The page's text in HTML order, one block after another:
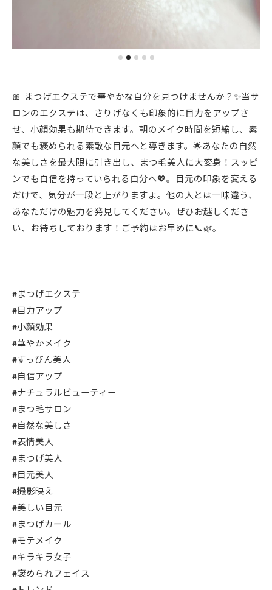
🎀 まつげエクステで華やかな自分を見つけませんか？✨当サ
ロンのエクステは、さりげなくも印象的に目力をアップさ
せ、小顔効果も期待できます。朝のメイク時間を短縮し、素
顔でも褒められる素敵な目元へと導きます。🌟あなたの自然
な美しさを最大限に引き出し、まつ毛美人に大変身！スッピ
ンでも自信を持っていられる自分へ💖。目元の印象を変える
だけで、気分が一段と上がりますよ。他の人とは一味違う、
あなただけの魅力を発見してください。ぜひお越しくださ
い、お待ちしております！ご予約はお早めに📞🌿。
#まつげエクステ
#目力アップ
#小顔効果
#華やかメイク
#すっぴん美人
#自信アップ
#ナチュラルビューティー
#まつ毛サロン
#自然な美しさ
#表情美人
#まつげ美人
#目元美人
#撮影映え
#美しい目元
#まつげカール
#モテメイク
#キラキラ女子
#褒められフェイス